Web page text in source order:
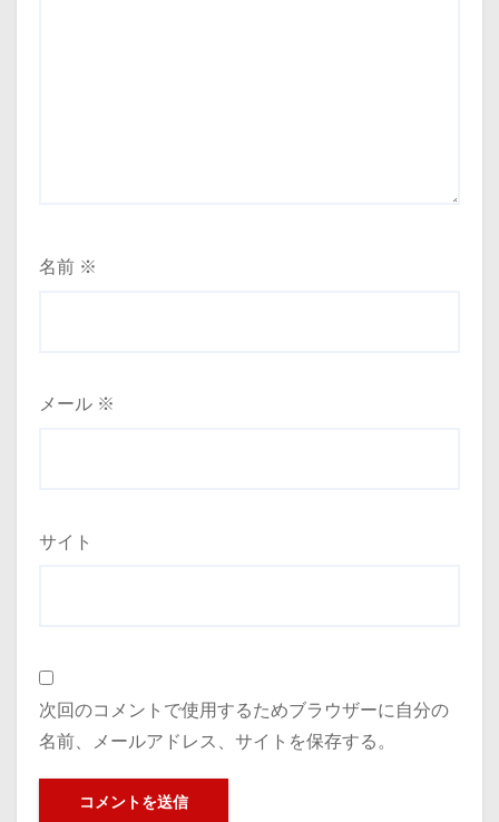
名前 ※
メール ※
サイト
次回のコメントで使用するためブラウザーに自分の
名前、メールアドレス、サイトを保存する。